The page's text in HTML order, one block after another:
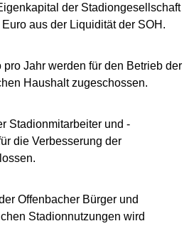
der Stadiongesellschaft
aus der Liquidität der SOH.
pro Jahr werden für den Betrieb der
Haushalt zugeschossen.
Stadionmitarbeiter und -
die Verbesserung der
Offenbacher Bürger und
Stadionnutzungen wird